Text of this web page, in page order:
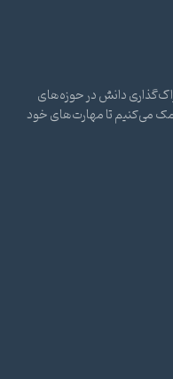
دانش در حوزه‌های
می‌کنیم تا مهارت‌های خود